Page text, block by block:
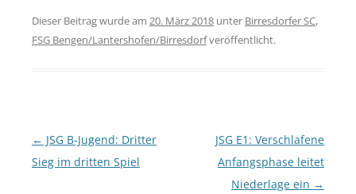
Dieser Beitrag wurde am 20. März 2018 unter Birresdorfer SC,
FSG Bengen/Lantershofen/Birresdorfveröffentlicht.
Beitragsnavigation
← JSG B-Jugend: Dritter
Sieg im dritten Spiel
JSG E1: Verschlafene
Anfangsphase leitet
Niederlage ein →